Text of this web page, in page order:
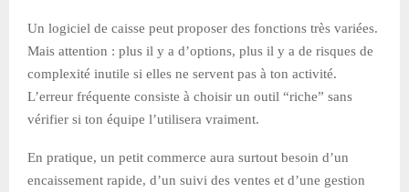
Un logiciel de caisse peut proposer des fonctions très variées.
Mais attention : plus il y a d’options, plus il y a de risques de
complexité inutile si elles ne servent pas à ton activité.
L’erreur fréquente consiste à choisir un outil “riche” sans
vérifier si ton équipe l’utilisera vraiment.
En pratique, un petit commerce aura surtout besoin d’un
encaissement rapide, d’un suivi des ventes et d’une gestion